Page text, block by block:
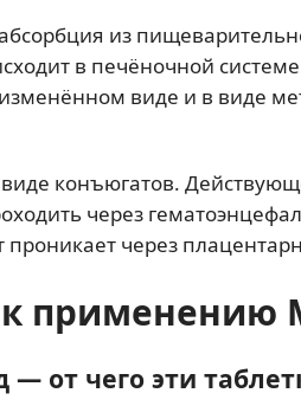
из
в печёночной
виде и в виде
конъюгатов.
через
через
применению
от чего эти